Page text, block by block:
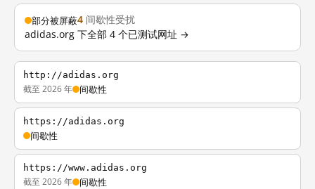
部分被屏蔽4 间歇性受扰
adidas.org 下全部 4 个已测试网址 →
http://adidas.org
截至 2026 年 间歇性
https://adidas.org
间歇性
https://www.adidas.org
截至 2026 年 间歇性